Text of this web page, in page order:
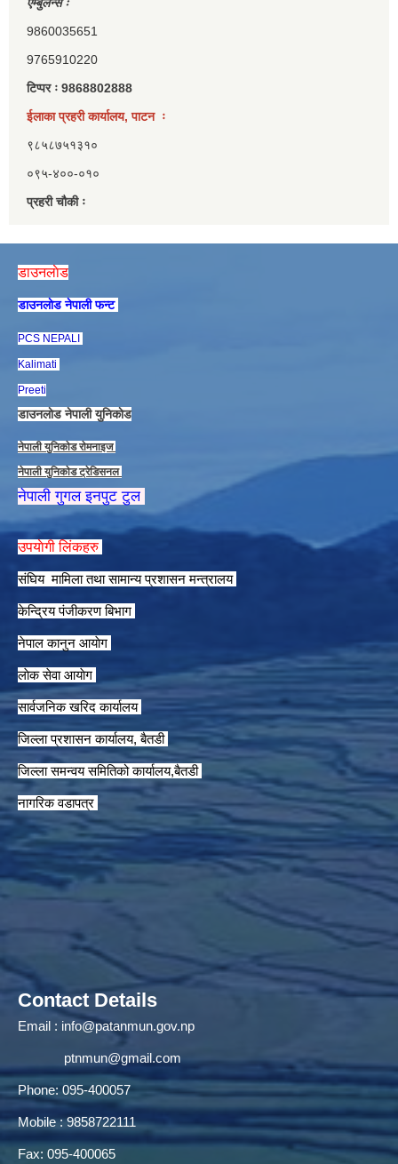
9860035651
9765910220
टिप्पर ः 9868802888
ईलाका प्रहरी कार्यालय, पाटन ः
९८५८७५१३१०
०९५-४००-०१०
प्रहरी चौकी ः
डाउनलाेड
डाउनलाेड नेपाली फन्ट
PCS NEPALI
Kalimati
Preeti
डाउनलाेड नेपाली युनिकाेड
नेपाली युनिकाेड राेमनाइज
नेपाली युनिकाेड ट्रेडिसनल
नेपाली गुगल इनपुट टुल
उपयाेगी लिंकहरु
संघिय मामिला तथा सामान्य प्रशासन मन्त्रालय
केन्द्रिय पंजीकरण बिभाग
नेपाल कानुन आयाेग
लाेक सेवा आयाेग
सार्वजनिक खरिद कार्यालय
जिल्ला प्रशासन कार्यालय, बैतडी
जिल्ला समन्वय समितिको कार्यालय,बैतडी
नागरिक वडापत्र
Contact Details
Email : info@patanmun.gov.np
ptnmun@gmail.com
Phone: 095-400057
Mobile : 9858722111
Fax: 095-400065